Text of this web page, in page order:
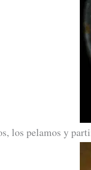
los pelamos y